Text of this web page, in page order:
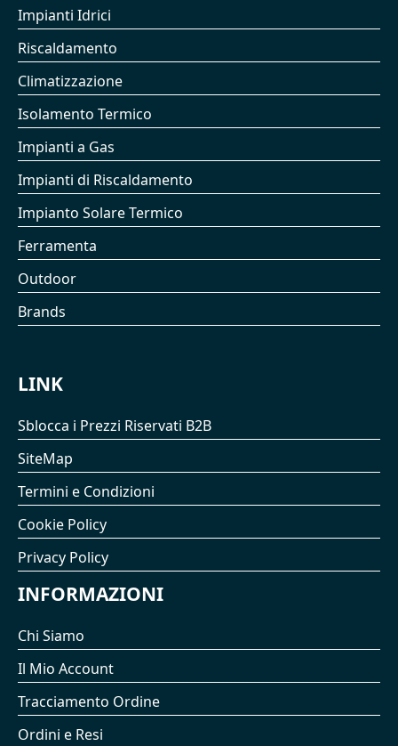
Impianti Idrici
Riscaldamento
Climatizzazione
Isolamento Termico
Impianti a Gas
Impianti di Riscaldamento
Impianto Solare Termico
Ferramenta
Outdoor
Brands
LINK
Sblocca i Prezzi Riservati B2B
SiteMap
Termini e Condizioni
Cookie Policy
Privacy Policy
INFORMAZIONI
Chi Siamo
Il Mio Account
Tracciamento Ordine
Ordini e Resi